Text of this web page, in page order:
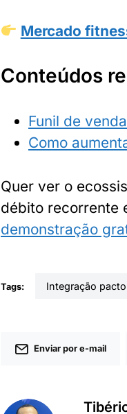
Mercado
Conteúdos
Funil de
Como
Quer ver o
débito recorrente
demonstração
Tags: integração
Enviar por e-mail